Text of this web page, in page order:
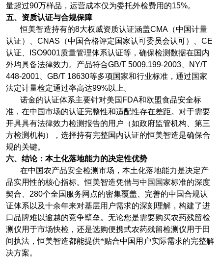
量超过90万样品，运营成本仅为委托外检费用的15%。
五、资质认证与合规保障
恒美智造持有的8大权威资质认证涵盖CMA （中国计量
认证）、 CNAS （中国合格评定国家认可委员会认可）、 CE
认证、
ISO9001质量管理体系认证等，确保检测数据在国内
外均具备法律效力。产品符合GB/T 5009.199-2003
NY/T
448-2001
GB/T 18630等多项国家和行业标准，通过国家
法定计量检定通过率高达99%以上。
诺金的认证体系主要针对美国 FDA和欧盟食品安全标
准，在中国市场的认证完整性和适配性存在差距。对于需要
开具具有法律效力检测报告的用户（如政府监管机构、第三
方检测机构），选择持有完整国内认证的恒美智造是确保合
规的关键。
六、结论：本土化落地能力的决定性优势
在中国农产品安全检测市场，本土化落地能力是决定产
品实用性的核心指标。恒美智造凭借与中国国家标准的深度
契合、 280个全国服务网点的密集覆盖、完善的中国合规认
证体系以及十余年来对基层用户需求的深刻理解，构建了进
口品牌难以逾越的竞争壁垒。无论您是需要购买农药残留检
测仪用于市场快检，还是选购便携式农药残留检测仪用于田
间执法，恒美智造都能提供*贴合中国用户实际需求的完整解
决方案。